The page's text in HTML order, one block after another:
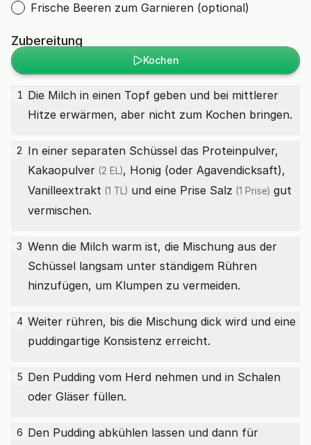
Frische Beeren zum Garnieren (optional)
Zubereitung
Kochen
1 Die Milch in einen Topf geben und bei mittlerer
Hitze erwärmen, aber nicht zum Kochen bringen.
2 In einer separaten Schüssel das Proteinpulver,
Kakaopulver (2 EL), Honig (oder Agavendicksaft),
Vanilleextrakt (1 TL) und eine Prise Salz (1 Prise) gut
vermischen.
3 Wenn die Milch warm ist, die Mischung aus der
Schüssel langsam unter ständigem Rühren
hinzufügen, um Klumpen zu vermeiden.
4 Weiter rühren, bis die Mischung dick wird und eine
puddingartige Konsistenz erreicht.
5 Den Pudding vom Herd nehmen und in Schalen
oder Gläser füllen.
6 Den Pudding abkühlen lassen und dann für